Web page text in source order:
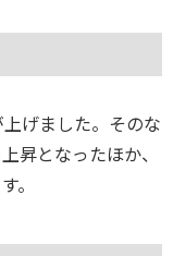
げました。そのな
昇となったほか、
。